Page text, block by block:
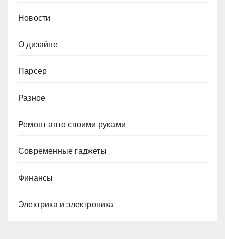
Новости
О дизайне
Парсер
Разное
Ремонт авто своими руками
Современные гаджеты
Финансы
Электрика и электроника